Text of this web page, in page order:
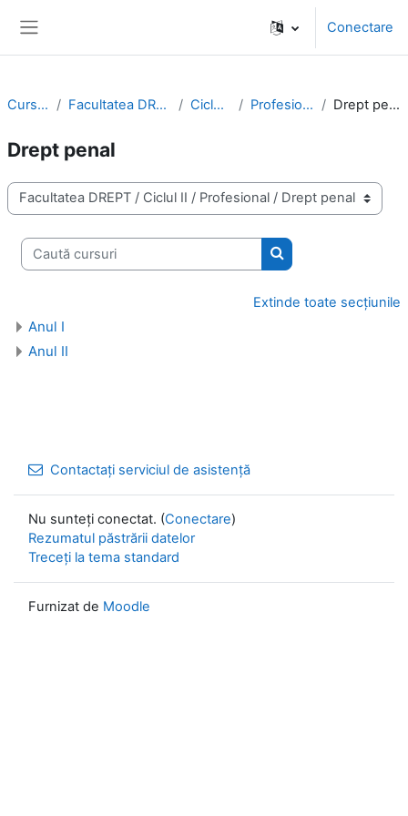
Conectare
Cursuri Facultatea DREPT Ciclul II Profesional Drept penal
Drept penal
Categorii curs
Caută cursuri
Caută cursuri
Extinde toate secțiunile
Anul I
Anul II
Contactați serviciul de asistență
Nu sunteți conectat. (Conectare)
Rezumatul păstrării datelor
Treceți la tema standard
Furnizat de Moodle